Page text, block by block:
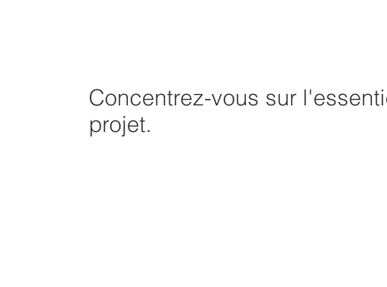
Concentrez-vous sur
projet.